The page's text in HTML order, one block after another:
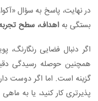
در نهایت، پاسخ به سؤال
بستگی بهاهداف، سطح
اگر دنبال فضایی
همچنین حوصله رسیدگی دقیق
گزینه است. اما اگر دوست
پذیرتری کار کنید، یا به